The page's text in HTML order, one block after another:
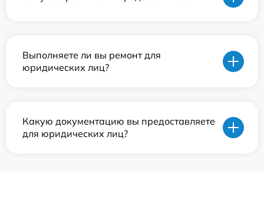
Выполняете ли вы ремонт для
юридических лиц?
Какую документацию вы предоставляете
для юридических лиц?